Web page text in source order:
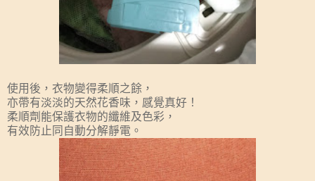
使用後，衣物變得柔順之餘，
亦帶有淡淡的天然花香味，感覺真好！
柔順劑能保護衣物的纖維及色彩，
有效防止同自動分解靜電。